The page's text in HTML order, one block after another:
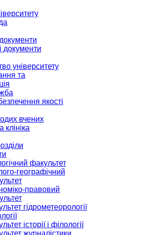
документи
університету
та
якості
вчених
факультет
географічний
правовий
гідрометеорології
історії і філології
журналістики,